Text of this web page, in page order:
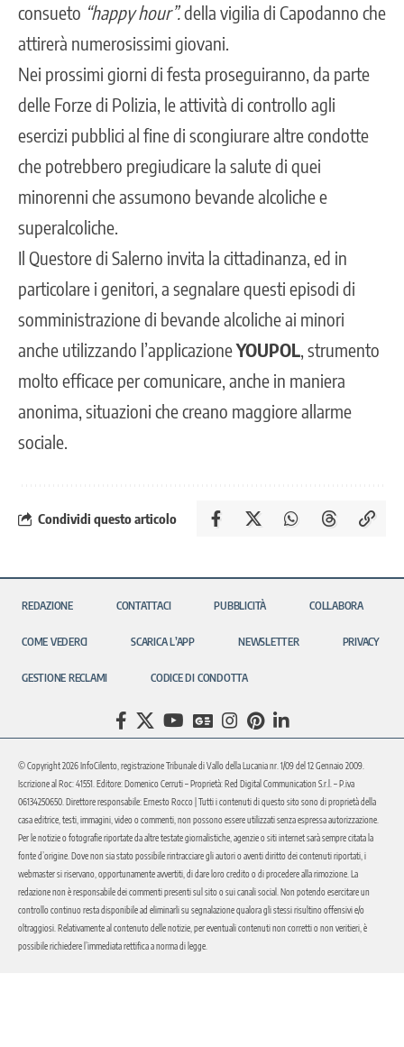
consueto “happy hour”.della vigilia di Capodanno che
attirerà numerosissimi giovani.
Nei prossimi giorni di festa proseguiranno, da parte
delle Forze di Polizia, le attività di controllo agli
esercizi pubblici al fine di scongiurare altre condotte
che potrebbero pregiudicare la salute di quei
minorenni che assumono bevande alcoliche e
superalcoliche.
Il Questore di Salerno invita la cittadinanza, ed in
particolare i genitori, a segnalare questi episodi di
somministrazione di bevande alcoliche ai minori
anche utilizzando l’applicazioneYOUPOL, strumento
molto efficace per comunicare, anche in maniera
anonima, situazioni che creano maggiore allarme
sociale.
Condividi questo articolo
REDAZIONE CONTATTACI PUBBLICITÀ COLLABORA
COME VEDERCI SCARICA L’APP NEWSLETTER PRIVACY
GESTIONE RECLAMI CODICE DI CONDOTTA
© Copyright 2026 InfoCilento, registrazione Tribunale di Vallo della Lucania nr. 1/09 del 12 Gennaio 2009.
Iscrizione al Roc: 41551. Editore: Domenico Cerruti – Proprietà: Red Digital Communication S.r.l. – P.iva
06134250650. Direttore responsabile: Ernesto Rocco | Tutti i contenuti di questo sito sono di proprietà della
casa editrice, testi, immagini, video o commenti, non possono essere utilizzati senza espressa autorizzazione.
Per le notizie o fotografie riportate da altre testate giornalistiche, agenzie o siti internet sarà sempre citata la
fonte d’origine. Dove non sia stato possibile rintracciare gli autori o aventi diritto dei contenuti riportati, i
webmaster si riservano, opportunamente avvertiti, di dare loro credito o di procedere alla rimozione. La
redazione non è responsabile dei commenti presenti sul sito o sui canali social. Non potendo esercitare un
controllo continuo resta disponibile ad eliminarli su segnalazione qualora gli stessi risultino offensivi e/o
oltraggiosi. Relativamente al contenuto delle notizie, per eventuali contenuti non corretti o non veritieri, è
possibile richiedere l’immediata rettifica a norma di legge.